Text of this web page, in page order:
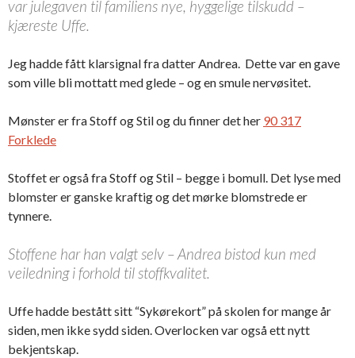
var julegaven til familiens nye, hyggelige tilskudd –
kjæreste Uffe.
Jeg hadde fått klarsignal fra datter Andrea. Dette var en gave
som ville bli mottatt med glede – og en smule nervøsitet.
Mønster er fra Stoff og Stil og du finner det her 90 317
Forklede
Stoffet er også fra Stoff og Stil – begge i bomull. Det lyse med
blomster er ganske kraftig og det mørke blomstrede er
tynnere.
Stoffene har han valgt selv – Andrea bistod kun med
veiledning i forhold til stoffkvalitet.
Uffe hadde bestått sitt “Sykørekort” på skolen for mange år
siden, men ikke sydd siden. Overlocken var også ett nytt
bekjentskap.